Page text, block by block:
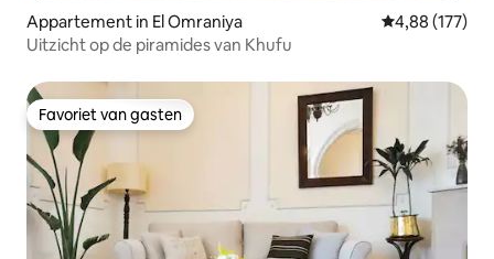
Appartement in El Omraniya Gemiddelde
4,88 (177)
Uitzicht op de piramides van Khufu
Favoriet van gasten
Favoriet van gasten